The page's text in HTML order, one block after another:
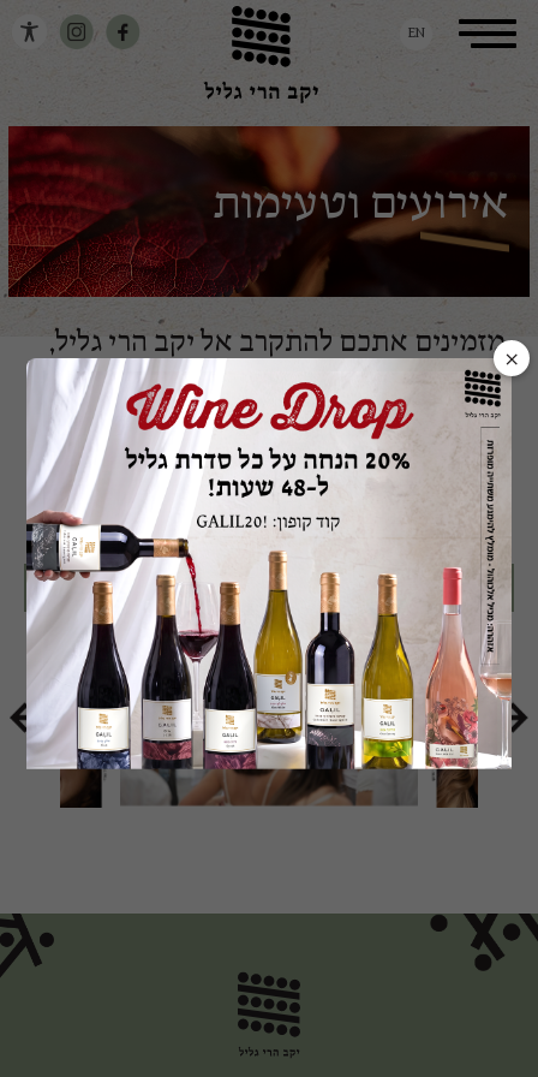
Toggle
navigation
EN
אירועים וטעימות
מזמינים אתכם להתקרב אל יקב הרי גליל,
מבלי להתרחק מהבית. בקרו אותנו
בנקודות המכירה השונות, באחד ממפגשי
טעימות היין והכירו בצירים חדשים,
טעמים מרגשים והטבות מפתיעות.
ארכיון אירועים
×